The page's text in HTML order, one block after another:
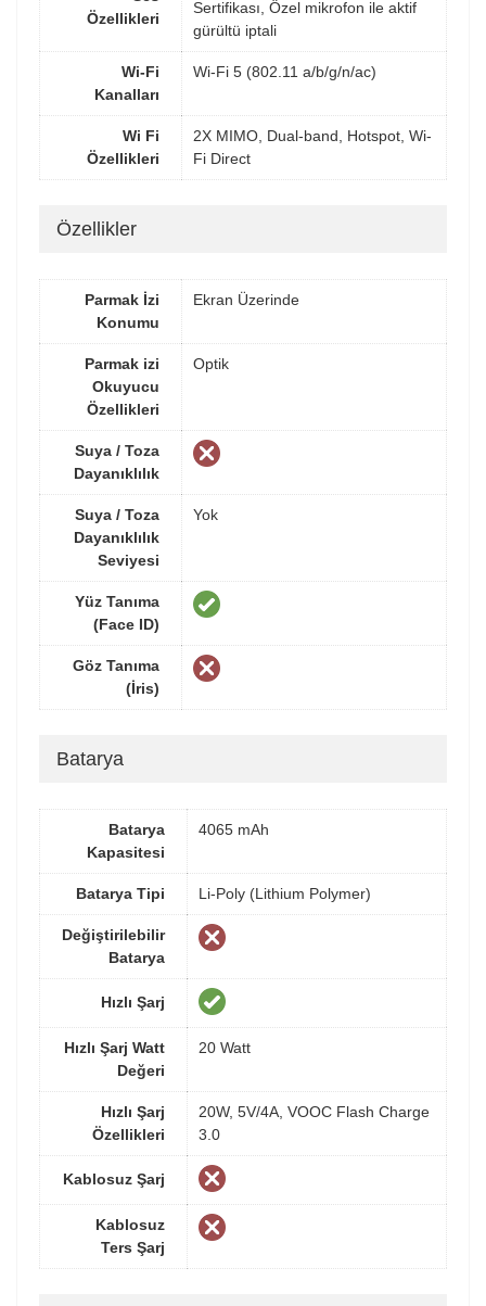
Özellikleri
Sertifikası, Özel mikrofon ile aktif
gürültü iptali
Wi-Fi
Kanalları
Wi-Fi 5 (802.11 a/b/g/n/ac)
Wi Fi
Özellikleri
2X MIMO, Dual-band, Hotspot, Wi-
Fi Direct
Özellikler
Parmak İzi
Konumu
Ekran Üzerinde
Parmak izi
Okuyucu
Özellikleri
Optik
Suya / Toza
Dayanıklılık
Suya / Toza
Dayanıklılık
Seviyesi
Yok
Yüz Tanıma
(Face ID)
Göz Tanıma
(İris)
Batarya
Batarya
Kapasitesi
4065 mAh
Batarya Tipi Li-Poly (Lithium Polymer)
Değiştirilebilir
Batarya
Hızlı Şarj
Hızlı Şarj Watt
Değeri
20 Watt
Hızlı Şarj
Özellikleri
20W, 5V/4A, VOOC Flash Charge
3.0
Kablosuz Şarj
Kablosuz
Ters Şarj